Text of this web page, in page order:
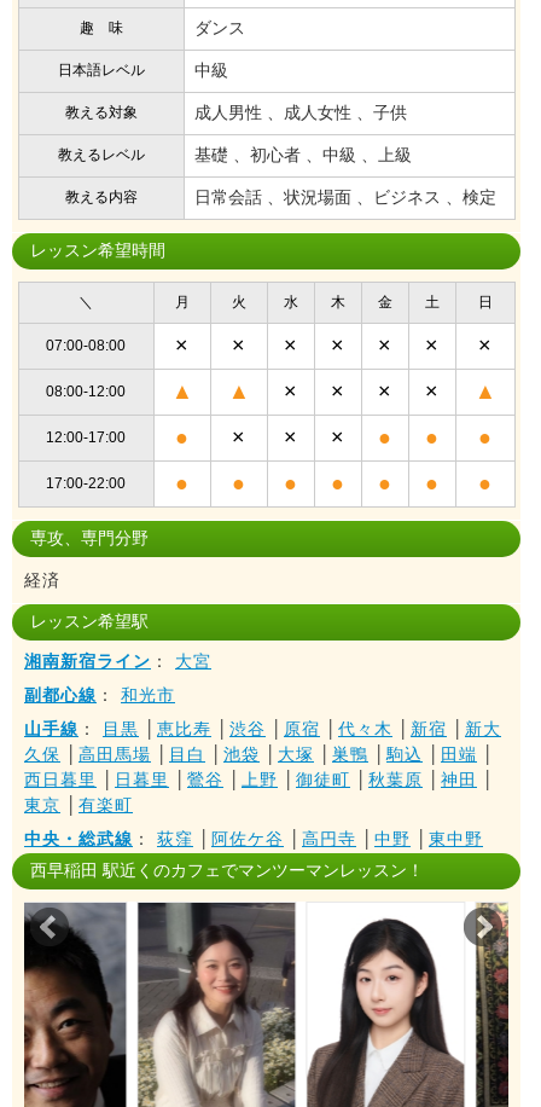
趣 味 ダンス
日本語レベル 中級
教える対象 成人男性 、成人女性 、子供
教えるレベル 基礎 、初心者 、中級 、上級
教える内容 日常会話 、状況場面 、ビジネス 、検定
レッスン希望時間
＼ 月 火 水 木 金 土 日
07:00-08:00 × × × × × × ×
08:00-12:00 ▲ ▲ × × × × ▲
12:00-17:00 ● × × × ● ● ●
17:00-22:00 ● ● ● ● ● ● ●
専攻、専門分野
経済
レッスン希望駅
湘南新宿ライン ： 大宮
副都心線 ： 和光市
山手線 ： 目黒 恵比寿 渋谷 原宿 代々木 新宿
新大
久保
高田馬場 目白 池袋 大塚 巣鴨 駒込 田端
西日暮里
日暮里 鶯谷 上野 御徒町 秋葉原 神田
東京
有楽町
中央・総武線 ： 荻窪 阿佐ケ谷 高円寺 中野
東中野
西早稲田 駅近くのカフェでマンツーマンレッスン！
Prev